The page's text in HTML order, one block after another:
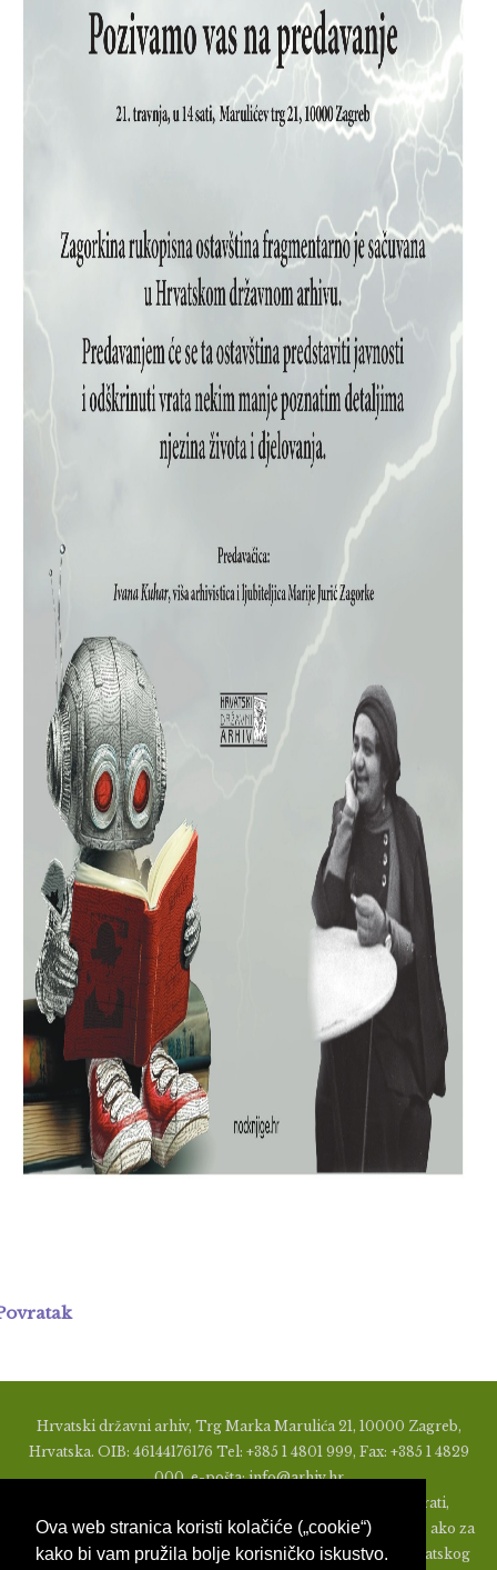
Ova web stranica koristi kolačiće („cookie“)
kako bi vam pružila bolje korisničko iskustvo.
Hrvatski državni arhiv, Trg Marka Marulića 21, 10000 Zagreb,
Hrvatska. OIB: 46144176176 Tel: +385 1 4801 999, Fax: +385 1 4829
000, e-pošta: info@arhiv.hr
Zabranjeno je u bilo kojem obliku objavljivati, distribuirati,
mijenjati ili na ikoji način koristiti materijale s ovih stranica, ako za
to nije prethodno izdato pismeno odobrenje od strane Hrvatskog